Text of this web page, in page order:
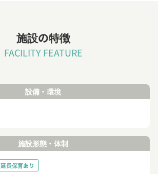
施設の特徴
FACILITY FEATURE
設備・環境
施設形態・体制
延長保育あり